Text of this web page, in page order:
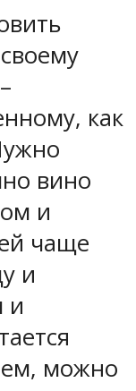
как
вино
и
чаще
и
и
можно